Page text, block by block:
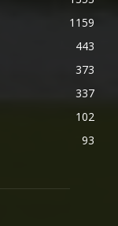
1159
443
373
337
102
93